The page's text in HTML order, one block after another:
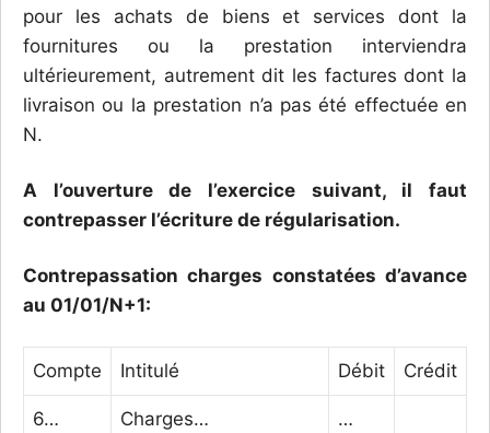
pour les achats de biens et services dont la
fournitures ou la prestation interviendra
ultérieurement, autrement dit les factures dont la
livraison ou la prestation n’a pas été effectuée en
N.
A l’ouverture de l’exercice suivant, il faut
contrepasser l’écriture de régularisation.
Contrepassation charges constatées d’avance
au 01/01/N+1:
Compte Intitulé Débit Crédit
6… Charges… …